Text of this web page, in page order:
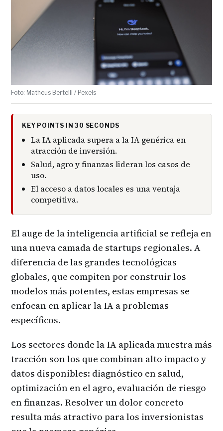
Foto: Matheus Bertelli / Pexels
KEY POINTS IN 30 SECONDS
La IA aplicada supera a la IA genérica en
atracción de inversión.
Salud, agro y finanzas lideran los casos de
uso.
El acceso a datos locales es una ventaja
competitiva.
El auge de la inteligencia artificial se refleja en
una nueva camada de startups regionales. A
diferencia de las grandes tecnológicas
globales, que compiten por construir los
modelos más potentes, estas empresas se
enfocan en aplicar la IA a problemas
específicos.
Los sectores donde la IA aplicada muestra más
tracción son los que combinan alto impacto y
datos disponibles: diagnóstico en salud,
optimización en el agro, evaluación de riesgo
en finanzas. Resolver un dolor concreto
resulta más atractivo para los inversionistas